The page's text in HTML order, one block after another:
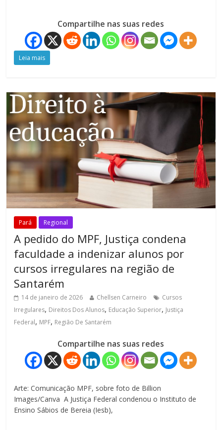
Compartilhe nas suas redes
Leia mais
Pará Regional
A pedido do MPF, Justiça condena
faculdade a indenizar alunos por
cursos irregulares na região de
Santarém
14 de janeiro de 2026 Chellsen Carneiro
Cursos
Irregulares, Direitos Dos Alunos, Educação Superior, Justiça
Federal, MPF, Região De Santarém
Compartilhe nas suas redes
Arte: Comunicação MPF, sobre foto de Billion
Images/Canva A Justiça Federal condenou o Instituto de
Ensino Sábios de Bereia (Iesb),